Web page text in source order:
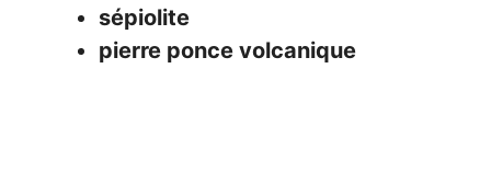
sépiolite
pierre ponce volcanique